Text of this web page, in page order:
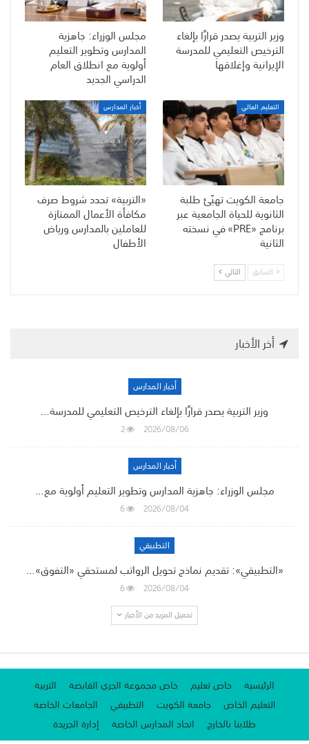
وزير التربية يصدر قرارًا بإلغاء
الترخيص التعليمي للمدرسة
الإيرانية وإغلاقها
مجلس الوزراء: جاهزية
المدارس وتطوير التعليم
أولوية مع انطلاق العام
الدراسي الجديد
التعليم العالي
جامعة الكويت تهيّئ طلبة
الثانوية للحياة الجامعية عبر
برنامج «PRE» في نسخته
الثانية
أخبار المدارس
«التربية» تحدد شروط صرف
مكافأة الأعمال الممتازة
للعاملين بالمدارس ورياض
الأطفال
السابق التالي
أخر الأخبار
أخبار المدارس
وزير التربية يصدر قرارًا بإلغاء الترخيص التعليمي للمدرسة…
2026/08/06
2
أخبار المدارس
مجلس الوزراء: جاهزية المدارس وتطوير التعليم أولوية مع…
2026/08/04
6
التطبيقي
«التطبيقي»: تقديم نماذج تحويل الرواتب لمستحقي «التفوق»…
2026/08/04
6
تحميل المزيد من الأخبار
الرئيسية خاص تعليم خاص مجموعة الجري القابضة
التربية
التعليم الخاص
جامعة الكويت التطبيقي
الجامعات الخاصة
طلابنا بالخارج
اتحاد المدارس الخاصة إدارة الجريدة